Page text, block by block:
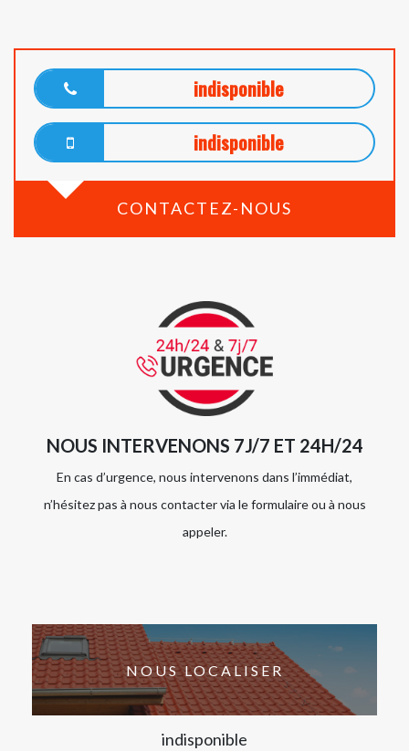
indisponible
indisponible
CONTACTEZ-NOUS
NOUS INTERVENONS 7J/7 ET 24H/24
En cas d’urgence, nous intervenons dans l’immédiat,
n’hésitez pas à nous contacter via le formulaire ou à nous
appeler.
NOUS LOCALISER
indisponible